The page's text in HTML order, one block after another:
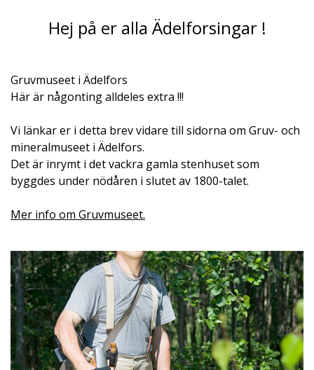
Hej på er alla Ädelforsingar !
Gruvmuseet i Ädelfors
Här är någonting alldeles extra !!!
Vi länkar er i detta brev vidare till sidorna om Gruv- och
mineralmuseet i Ädelfors.
Det är inrymt i det vackra gamla stenhuset som
byggdes under nödåren i slutet av 1800-talet.
Mer info om Gruvmuseet.